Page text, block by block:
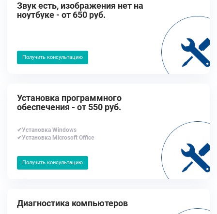
Звук есть, изображения нет на
ноутбуке - от 650 руб.
Получить консультацию
Установка программного
обеспечения - от 550 руб.
✔Установка Windows
✔Установка Microsoft Office
Получить консультацию
Диагностика компьютеров